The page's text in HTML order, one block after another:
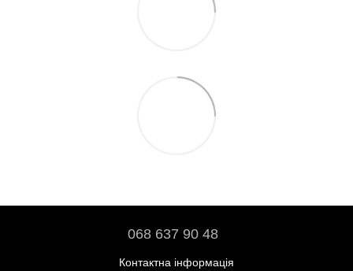
068 637 90 48
Контактна інформація